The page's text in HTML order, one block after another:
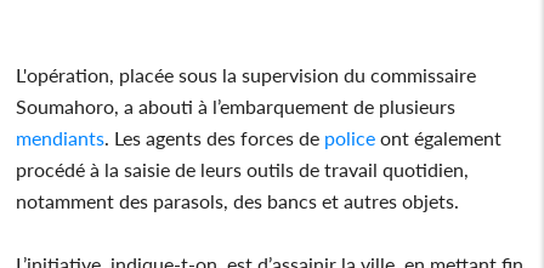
L'opération, placée sous la supervision du commissaire
Soumahoro, a abouti à l’embarquement de plusieurs
mendiants. Les agents des forces de police ont également
procédé à la saisie de leurs outils de travail quotidien,
notamment des parasols, des bancs et autres objets.